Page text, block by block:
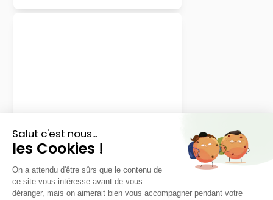
Skoda
Fabia
Selection